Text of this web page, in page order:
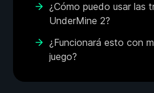
¿Cómo puedo usar las
UnderMine 2?
¿Funcionará esto con
juego?